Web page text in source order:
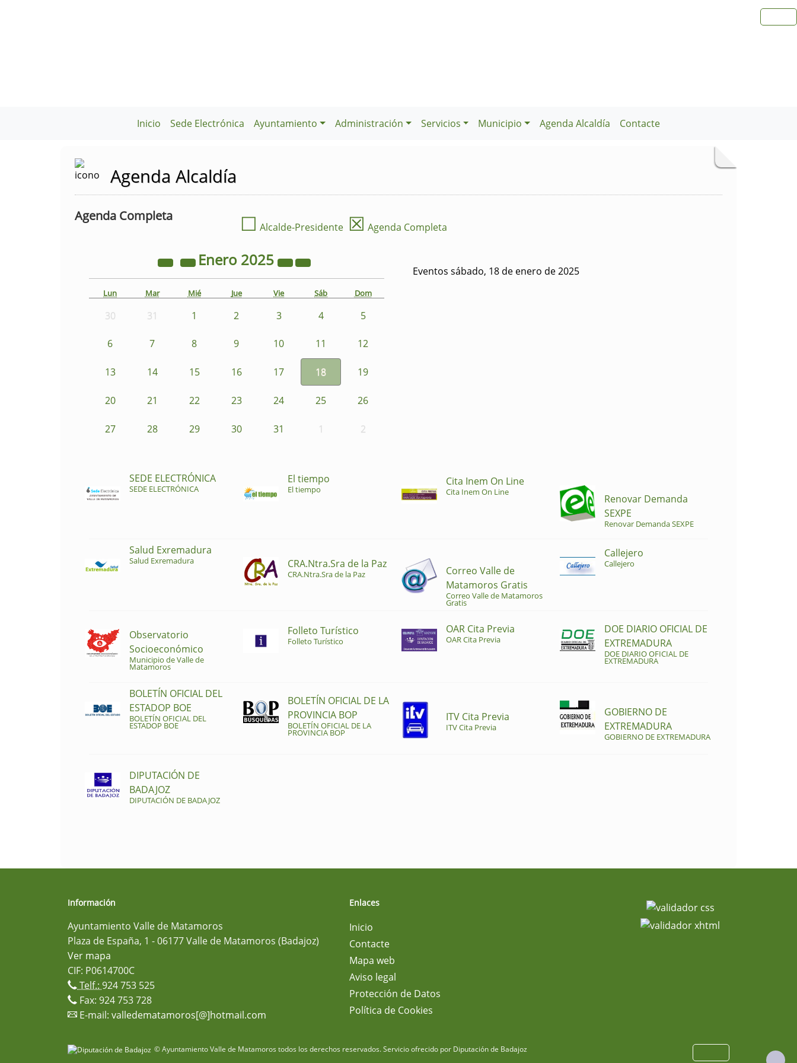
Inicio Sede Electrónica Ayuntamiento Administración Servicios Municipio Agenda Alcaldía Contacte
Agenda Alcaldía
Agenda Completa ☐ Alcalde-Presidente ☒ Agenda Completa
Enero 2025
Lun Mar Mié Jue Vie Sáb Dom
30 31 1 2 3 4 5
6 7 8 9 10 11 12
13 14 15 16 17 18 19
20 21 22 23 24 25 26
27 28 29 30 31 1 2
Eventos sábado, 18 de enero de 2025
SEDE ELECTRÓNICA
SEDE ELECTRÓNICA
El tiempo
El tiempo
Cita Inem On Line
Cita Inem On Line
Renovar Demanda
SEXPE
Renovar Demanda SEXPE
Salud Exremadura
Salud Exremadura CRA.Ntra.Sra de la Paz
CRA.Ntra.Sra de la Paz
Correo Valle de
Matamoros Gratis
Correo Valle de Matamoros
Gratis
Callejero
Callejero
Observatorio
Socioeconómico
Municipio de Valle de
Matamoros
Folleto Turístico
Folleto Turístico
OAR Cita Previa
OAR Cita Previa
DOE DIARIO OFICIAL DE
EXTREMADURA
DOE DIARIO OFICIAL DE
EXTREMADURA
BOLETÍN OFICIAL DEL
ESTADOP BOE
BOLETÍN OFICIAL DEL
ESTADOP BOE
BOLETÍN OFICIAL DE LA
PROVINCIA BOP
BOLETÍN OFICIAL DE LA
PROVINCIA BOP
ITV Cita Previa
ITV Cita Previa
GOBIERNO DE
EXTREMADURA
GOBIERNO DE EXTREMADURA
DIPUTACIÓN DE
BADAJOZ
DIPUTACIÓN DE BADAJOZ
Información
Ayuntamiento Valle de Matamoros
Plaza de España, 1 - 06177 Valle de Matamoros (Badajoz)
Ver mapa
CIF: P0614700C
Telf.:924 753 525
Fax: 924 753 728
E-mail: valledematamoros[@]hotmail.com
Enlaces
Inicio
Contacte
Mapa web
Aviso legal
Protección de Datos
Política de Cookies
© Ayuntamiento Valle de Matamoros todos los derechos reservados.Servicio ofrecido por Diputación de Badajoz